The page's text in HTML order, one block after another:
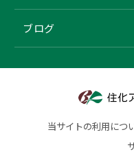
ブログ
当サイトの利用につ